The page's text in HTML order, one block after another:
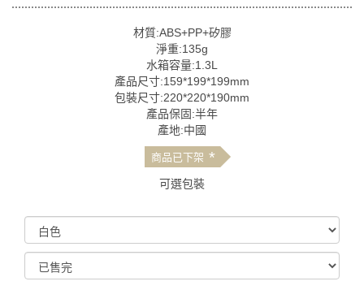
材質:ABS+PP+矽膠
淨重:135g
水箱容量:1.3L
產品尺寸:159*199*199mm
包裝尺寸:220*220*190mm
產品保固:半年
產地:中國
商品已下架 *
可選包裝